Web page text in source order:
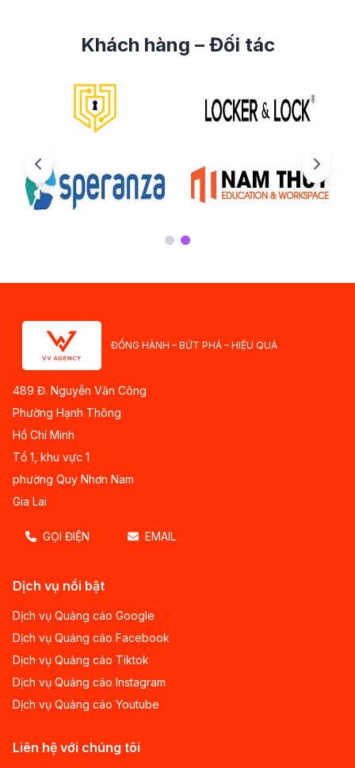
Khách hàng – Đối tác
ĐỒNG HÀNH – BỨT PHÁ – HIỆU QUẢ
489 Đ. Nguyễn Văn Công
Phường Hạnh Thông
Hồ Chí Minh
Tổ 1, khu vực 1
phường Quy Nhơn Nam
Gia Lai
GỌI ĐIỆN EMAIL
Dịch vụ nổi bật
Dịch vụ Quảng cáo Google
Dịch vụ Quảng cáo Facebook
Dịch vụ Quảng cáo Tiktok
Dịch vụ Quảng cáo Instagram
Dịch vụ Quảng cáo Youtube
Liên hệ với chúng tôi